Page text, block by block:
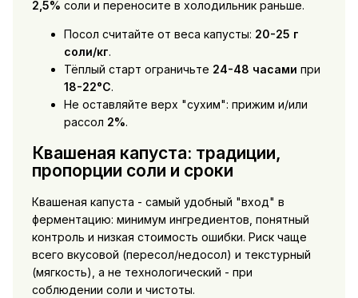
2,5% соли и переносите в холодильник раньше.
Посол считайте от веса капусты: 20-25 г
соли/кг.
Тёплый старт ограничьте 24-48 часами при
18-22°C.
Не оставляйте верх "сухим": прижим и/или
рассол 2%.
Квашеная капуста: традиции,
пропорции соли и сроки
Квашеная капуста - самый удобный "вход" в
ферментацию: минимум ингредиентов, понятный
контроль и низкая стоимость ошибки. Риск чаще
всего вкусовой (пересол/недосол) и текстурный
(мягкость), а не технологический - при
соблюдении соли и чистоты.